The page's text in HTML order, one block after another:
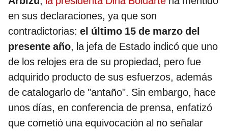
en sus declaraciones, ya que son
contradictorias: el último 15 de marzo del
presente año, la jefa de Estado indicó que uno
de los relojes era de su propiedad, pero fue
adquirido producto de sus esfuerzos, además
de catalogarlo de "antaño". Sin embargo, hace
unos días, en conferencia de prensa, enfatizó
que cometió una equivocación al no señalar